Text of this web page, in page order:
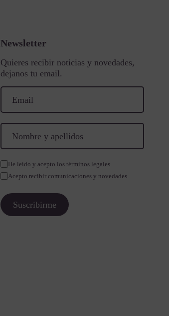
Newsletter
Quieres recibir noticias y novedades,
dejanos tu email.
He leído y acepto los términos legales
Acepto recibir comunicaciones y novedades